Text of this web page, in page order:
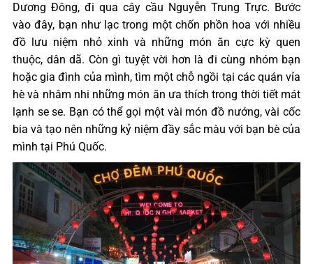
Dương Đông, đi qua cây cầu Nguyễn Trung Trực. Bước
vào đây, bạn như lạc trong một chốn phồn hoa với nhiều
đồ lưu niệm nhỏ xinh và những món ăn cực kỳ quen
thuộc, dân dã. Còn gì tuyệt vời hơn là đi cùng nhóm bạn
hoặc gia đình của mình, tìm một chỗ ngồi tại các quán vỉa
hè và nhâm nhi những món ăn ưa thích trong thời tiết mát
lạnh se se. Bạn có thể gọi một vài món đồ nướng, vài cốc
bia và tạo nên những kỷ niệm đầy sắc màu với bạn bè của
mình tại Phú Quốc.